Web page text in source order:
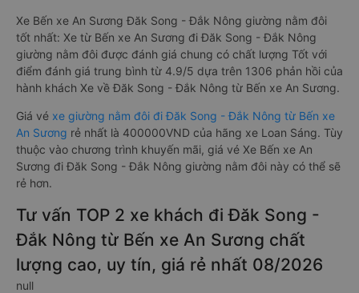
Xe Bến xe An Sương Đăk Song - Đắk Nông giường nằm đôi
tốt nhất: Xe từ Bến xe An Sương đi Đăk Song - Đắk Nông
giường nằm đôi được đánh giá chung có chất lượng Tốt với
điểm đánh giá trung bình từ 4.9/5 dựa trên 1306 phản hồi của
hành khách Xe về Đăk Song - Đắk Nông từ Bến xe An Sương.
Giá vé xe giường nằm đôi đi Đăk Song - Đắk Nông từ Bến xe
An Sương rẻ nhất là 400000VND của hãng xe Loan Sáng. Tùy
thuộc vào chương trình khuyến mãi, giá vé Xe Bến xe An
Sương đi Đăk Song - Đắk Nông giường nằm đôi này có thể sẽ
rẻ hơn.
Tư vấn TOP 2 xe khách đi Đăk Song -
Đắk Nông từ Bến xe An Sương chất
lượng cao, uy tín, giá rẻ nhất 08/2026
null